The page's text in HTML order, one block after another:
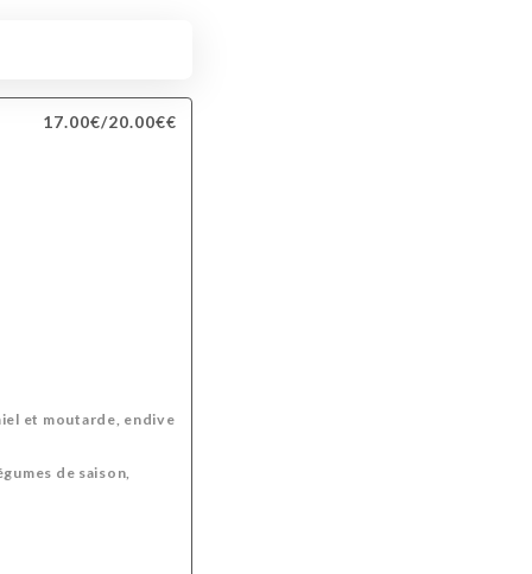
17.00€/20.00€€
et moutarde, endive
de saison,